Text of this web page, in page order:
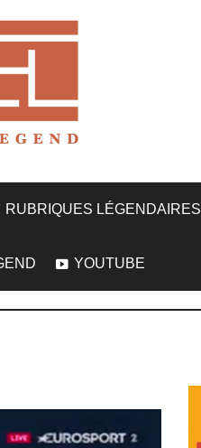
RUBRIQUES LÉGENDAIRES
YOUTUBE